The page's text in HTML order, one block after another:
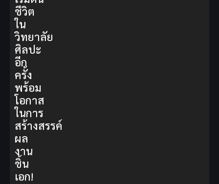
ชีวิต
ใน
วิทยาลัย
ศิลปะ
อีก
ครั้ง
พร้อม
โอกาส
ในการ
สร้างสรรค์
ผล
งาน
ชิ้น
เอก!